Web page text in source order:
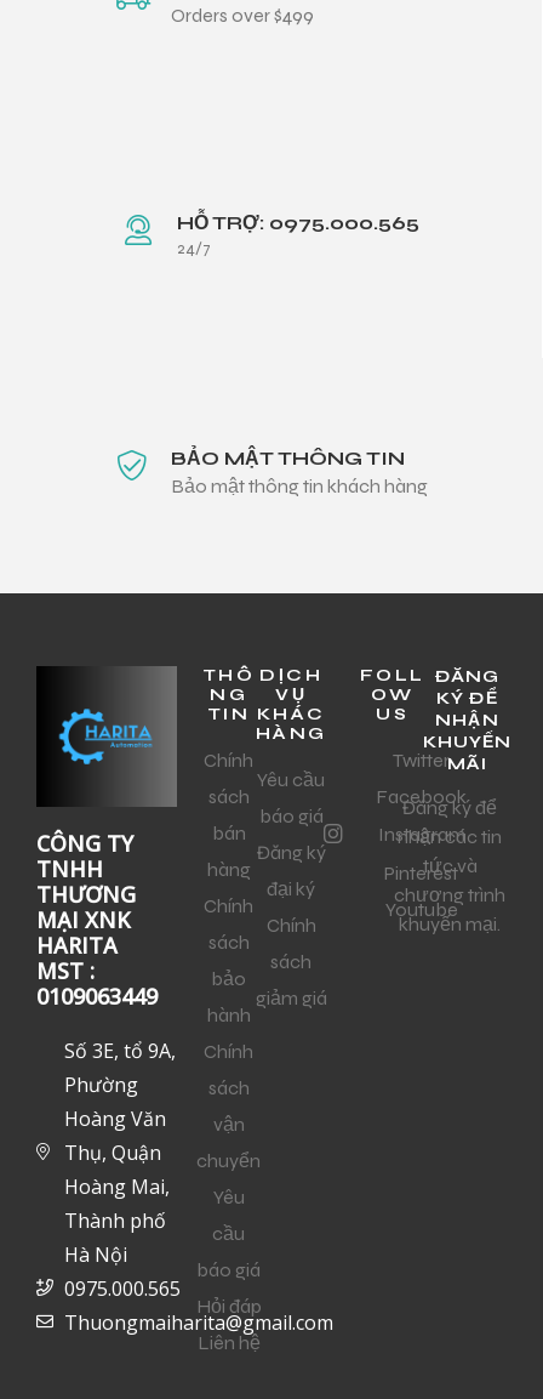
Orders over $499
HỖ TRỢ: 0975.000.565
24/7
BẢO MẬT THÔNG TIN
Bảo mật thông tin khách hàng
CÔNG TY
TNHH
THƯƠNG
MẠI XNK
HARITA
MST :
0109063449
Số 3E, tổ 9A,
Phường
Hoàng Văn
Thụ, Quận
Hoàng Mai,
Thành phố
Hà Nội
0975.000.565
Thuongmaiharita@gmail.com
THÔ
NG
TIN
Chính
sách
bán
hàng
Chính
sách
bảo
hành
Chính
sách
vận
chuyển
Yêu
cầu
báo giá
Hỏi đáp
Liên hệ
DỊCH
VỤ
KHÁC
HÀNG
Yêu cầu
báo giá
Đăng ký
đại ký
Chính
sách
giảm giá
FOLL
OW
US
Twitter
Facebook
Instagram
Pinterest
Youtube
ĐĂNG
KÝ ĐỂ
NHẬN
KHUYẾN
MÃI
Đăng ký để
nhận các tin
tức và
chương trình
khuyến mại.